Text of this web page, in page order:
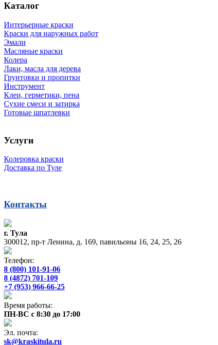
Каталог
Интерьерные краски
Краски для наружных работ
Эмали
Масляные краски
Колера
Лаки, масла для дерева
Грунтовки и пропитки
Инструмент
Клеи, герметики, пена
Сухие смеси и затирка
Готовые шпатлевки
Услуги
Колеровка краски
Доставка по Туле
Контакты
г. Тула
300012, пр-т Ленина, д. 169, павильоны 16, 24, 25, 26
Телефон:
8 (800) 101-91-06
8 (4872) 701-109
+7 (953) 966-66-25
Время работы:
ПН-ВС с 8:30 до 17:00
Эл. почта:
sk@kraskitula.ru